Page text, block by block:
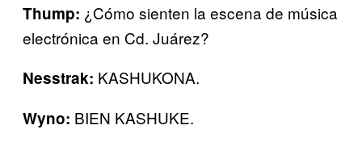
Thump: ¿Cómo sienten la escena de música
electrónica en Cd. Juárez?
Nesstrak: KASHUKONA.
Wyno: BIEN KASHUKE.